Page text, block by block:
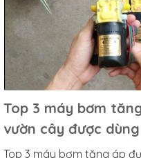
Top 3 máy bơm
vườn cây được
Top 3 máy bơm tăng áp